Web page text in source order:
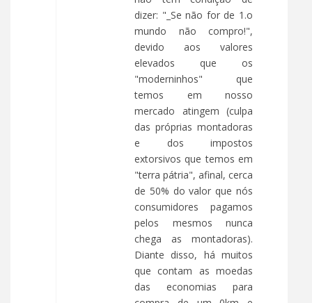
dizer: "_Se não for de 1.o
mundo não compro!",
devido aos valores
elevados que os
"moderninhos" que
temos em nosso
mercado atingem (culpa
das próprias montadoras
e dos impostos
extorsivos que temos em
"terra pátria", afinal, cerca
de 50% do valor que nós
consumidores pagamos
pelos mesmos nunca
chega as montadoras).
Diante disso, há muitos
que contam as moedas
das economias para